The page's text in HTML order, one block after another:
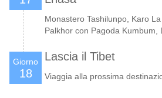
Monastero Tashilunpo, Karo
Palkhor con Pagoda Kumbum,
Giorno
18
Lascia il Tibet
Viaggia alla prossima